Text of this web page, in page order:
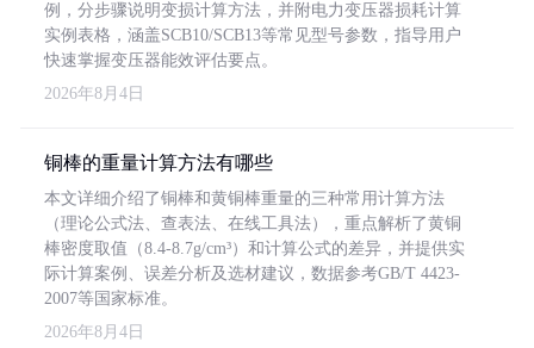
例，分步骤说明变损计算方法，并附电力变压器损耗计算
实例表格，涵盖SCB10/SCB13等常见型号参数，指导用户
快速掌握变压器能效评估要点。
2026年8月4日
铜棒的重量计算方法有哪些
本文详细介绍了铜棒和黄铜棒重量的三种常用计算方法
（理论公式法、查表法、在线工具法），重点解析了黄铜
棒密度取值（8.4-8.7g/cm³）和计算公式的差异，并提供实
际计算案例、误差分析及选材建议，数据参考GB/T 4423-
2007等国家标准。
2026年8月4日